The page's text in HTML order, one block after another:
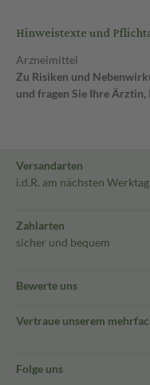
Hinweistexte und
Arzneimittel
Zu Risiken und
und fragen Sie Ihre
Versandarten
i.d.R. am nächsten Werktag
Zahlarten
sicher und bequem
Bewerte uns
Vertraue unserem
Folge uns